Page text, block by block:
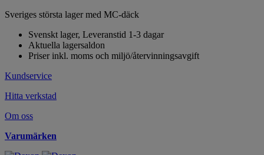
Sveriges största lager med MC-däck
Svenskt lager, Leveranstid 1-3 dagar
Aktuella lagersaldon
Priser inkl. moms och miljö/återvinningsavgift
Kundservice
Hitta verkstad
Om oss
Varumärken